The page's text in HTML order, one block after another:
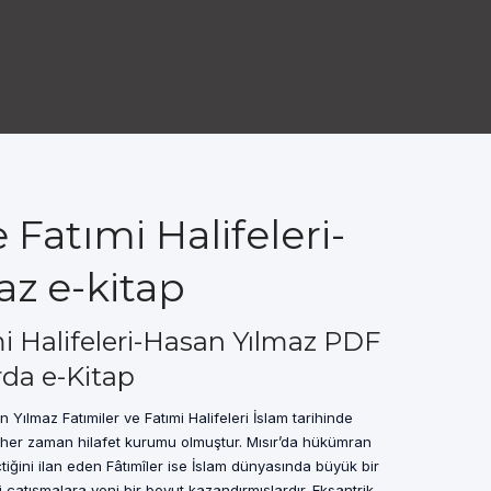
Fatımi Halifeleri-
e-kitap
Halifeleri-Hasan Yılmaz PDF
e-Kitap
Yılmaz Fatımiler ve Fatımi Halifeleri İslam tarihinde
zaman hilafet kurumu olmuştur. Mısır’da hükümran
ilan eden Fâtımîler ise İslam dünyasında büyük bir